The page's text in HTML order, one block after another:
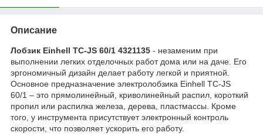
Описание
Лобзик Einhell TC-JS 60/1 4321135 - незаменим при
выполнении легких отделочных работ дома или на даче. Его
эргономичный дизайн делает работу легкой и приятной.
Основное предназначение электролобзика Einhell TC-JS
60/1 – это прямолинейный, криволинейный распил, короткий
пропил или распилка железа, дерева, пластмассы. Кроме
того, у инструмента присутствует электронный контроль
скорости, что позволяет ускорить его работу.